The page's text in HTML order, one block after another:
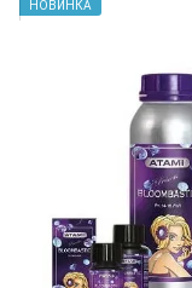
НОВИНКА